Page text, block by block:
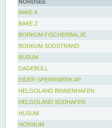
NORDSEE
BAKE A
BAKE Z
BORKUM FISCHERBALJE
BORKUM SÜDSTRAND
BÜSUM
DAGEBÜLL
EIDER-SPERRWERK AP
HELGOLAND BINNENHAFEN
HELGOLAND SÜDHAFEN
HUSUM
HÖRNUM